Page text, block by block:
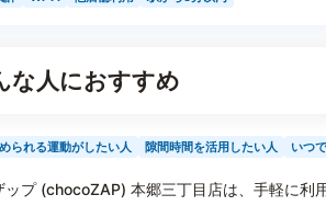
な人におすすめ
られる運動がしたい人 隙間時間を活用したい人 いつ
ップ (chocoZAP) 本郷三丁目店は、手軽に利